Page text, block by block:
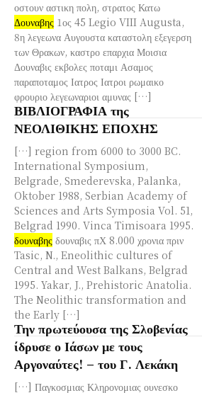
οστουν αστικη πολη, στρατος Κατω
Δουναβης 1ος 45 Legio VIII Augusta,
8η λεγεωνα Αυγουστα καταστολη εξεγερση
των Θρακων, καστρο επαρχια Μοισια
Δουναβις εκβολες ποταμι Ασαμος
παραποταμος Ιατρος Ιατροι ρωμαικο
φρουριο λεγεωναριοι αμυνας […]
ΒΙΒΛΙΟΓΡΑΦΙΑ της
ΝΕΟΛΙΘΙΚΗΣ ΕΠΟΧΗΣ
[…] region from 6000 to 3000 BC.
International Symposium,
Belgrade, Smederevska, Palanka,
Oktober 1988, Serbian Academy of
Sciences and Arts Symposia Vol. 51,
Belgrad 1990. Vinca Timisoara 1995.
δουναβης δουναβις πΧ 8.000 χρονια πριν
Tasic, N., Eneolithic cultures of
Central and West Balkans, Belgrad
1995. Yakar, J., Prehistoric Anatolia.
The Neolithic transformation and
the Early […]
Την πρωτεύουσα της Σλοβενίας
ίδρυσε ο Ιάσων με τους
Αργοναύτες! – του Γ. Λεκάκη
[…] Παγκοσμιας Κληρονομιας ουνεσκο